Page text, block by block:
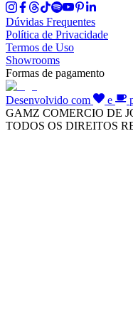
Dúvidas Frequentes
Política de Privacidade
Termos de Uso
Showrooms
Formas de pagamento
Desenvolvido com e
GAMZ COMERCIO DE
TODOS OS DIREITOS